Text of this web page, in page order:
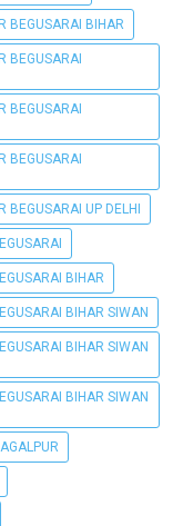
BEGUSARAI BIHAR
BEGUSARAI
BEGUSARAI
BEGUSARAI
BEGUSARAI UP DELHI
BIHAR
BIHAR SIWAN
BIHAR SIWAN
BIHAR SIWAN